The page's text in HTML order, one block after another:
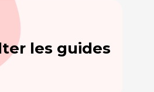
les guides